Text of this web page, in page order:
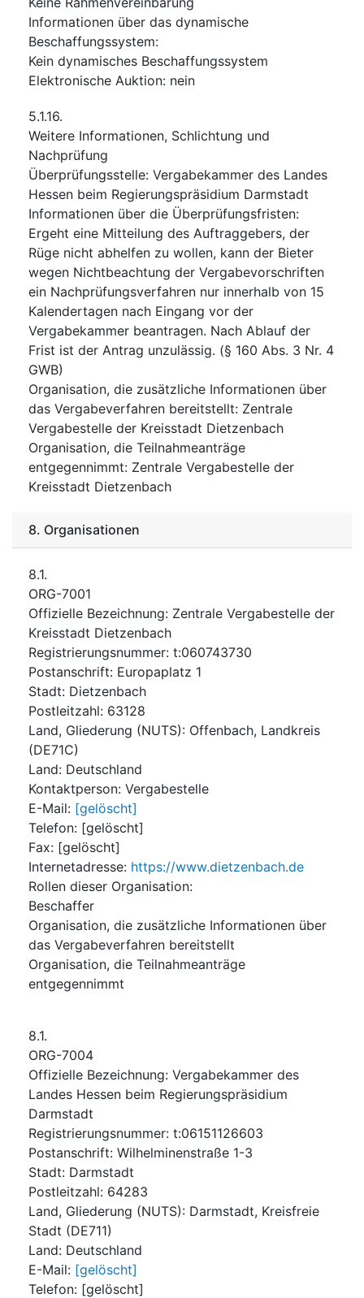
Informationen über das dynamische
Beschaffungssystem:
Kein dynamisches Beschaffungssystem
Elektronische Auktion: nein
5.1.16.
Weitere Informationen, Schlichtung und
Nachprüfung
Überprüfungsstelle: Vergabekammer des Landes
Hessen beim Regierungspräsidium Darmstadt
Informationen über die Überprüfungsfristen:
Ergeht eine Mitteilung des Auftraggebers, der
Rüge nicht abhelfen zu wollen, kann der Bieter
wegen Nichtbeachtung der Vergabevorschriften
ein Nachprüfungsverfahren nur innerhalb von 15
Kalendertagen nach Eingang vor der
Vergabekammer beantragen. Nach Ablauf der
Frist ist der Antrag unzulässig. (§ 160 Abs. 3 Nr. 4
GWB)
Organisation, die zusätzliche Informationen über
das Vergabeverfahren bereitstellt: Zentrale
Vergabestelle der Kreisstadt Dietzenbach
Organisation, die Teilnahmeanträge
entgegennimmt: Zentrale Vergabestelle der
Kreisstadt Dietzenbach
8. Organisationen
8.1.
ORG-7001
Offizielle Bezeichnung: Zentrale Vergabestelle der
Kreisstadt Dietzenbach
Registrierungsnummer: t:060743730
Postanschrift: Europaplatz 1
Stadt: Dietzenbach
Postleitzahl: 63128
Land, Gliederung (NUTS): Offenbach, Landkreis
(DE71C)
Land: Deutschland
Kontaktperson: Vergabestelle
E-Mail: [gelöscht]
Telefon: [gelöscht]
Fax: [gelöscht]
Internetadresse: https://www.dietzenbach.de
Rollen dieser Organisation:
Beschaffer
Organisation, die zusätzliche Informationen über
das Vergabeverfahren bereitstellt
Organisation, die Teilnahmeanträge
entgegennimmt
8.1.
ORG-7004
Offizielle Bezeichnung: Vergabekammer des
Landes Hessen beim Regierungspräsidium
Darmstadt
Registrierungsnummer: t:06151126603
Postanschrift: Wilhelminenstraße 1-3
Stadt: Darmstadt
Postleitzahl: 64283
Land, Gliederung (NUTS): Darmstadt, Kreisfreie
Stadt (DE711)
Land: Deutschland
E-Mail: [gelöscht]
Telefon: [gelöscht]